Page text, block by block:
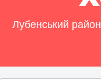
Лубенський